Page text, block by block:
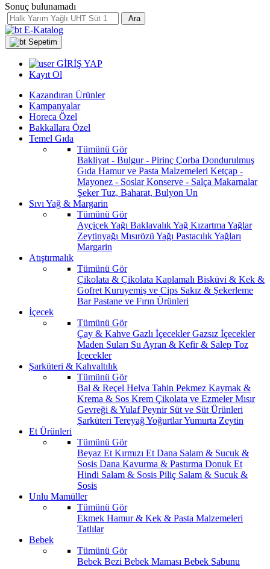
Sonuç bulunamadı
Ara
E-Katalog
Sepetim
GİRİŞ YAP
Kayıt Ol
Kazandıran Ürünler
Kampanyalar
Horeca Özel
Bakkallara Özel
Temel Gıda
Tümünü Gör
Bakliyat - Bulgur - Pirinç Çorba Dondurulmuş
Gıda Hamur ve Pasta Malzemeleri Ketçap -
Mayonez - SoslarKonserve - Salça Makarnalar
ŞekerTuz, Baharat, Bulyon Un
Sıvı Yağ & Margarin
Tümünü Gör
Ayçiçek Yağı Baklavalık Yağ Kızartma Yağlar
Zeytinyağı Mısırözü Yağı Pastacılık Yağları
Margarin
Atıştırmalık
Tümünü Gör
Çikolata & Çikolata Kaplamalı Bisküvi & Kek &
Gofret Kuruyemiş ve Cips Sakız & Şekerleme
BarPastane ve Fırın Ürünleri
İçecek
Tümünü Gör
Çay & Kahve Gazlı İçeceklerGazsız İçecekler
Maden Suları Su Ayran & Kefir & Salep Toz
İçecekler
Şarküteri & Kahvaltılık
Tümünü Gör
Bal & Reçel Helva Tahin Pekmez Kaymak &
Krema & Sos Krem Çikolata ve EzmelerMısır
Gevreği & YulafPeynir Süt ve Süt Ürünleri
Şarküteri TereyağYoğurtlarYumurta Zeytin
Et Ürünleri
Tümünü Gör
Beyaz Et Kırmızı Et Dana Salam & Sucuk &
Sosis Dana Kavurma & Pastırma Donuk Et
Hindi Salam & Sosis Piliç Salam & Sucuk &
Sosis
Unlu Mamüller
Tümünü Gör
Ekmek Hamur & Kek & Pasta Malzemeleri
Tatlılar
Bebek
Tümünü Gör
Bebek Bezi Bebek Maması Bebek Sabunu